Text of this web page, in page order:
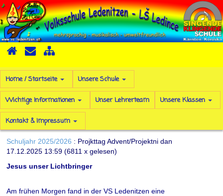
Home / Startseite Unsere Schule
Wichtige Informationen Unser Lehrerteam Unsere Klassen
Kontakt & Impressum
Schuljahr 2025/2026 : Projkttag Advent/Projektni dan
17.12.2025 13:59 (6811 x gelesen)
Jesus unser Lichtbringer
Am frühen Morgen fand in der VS Ledenitzen eine